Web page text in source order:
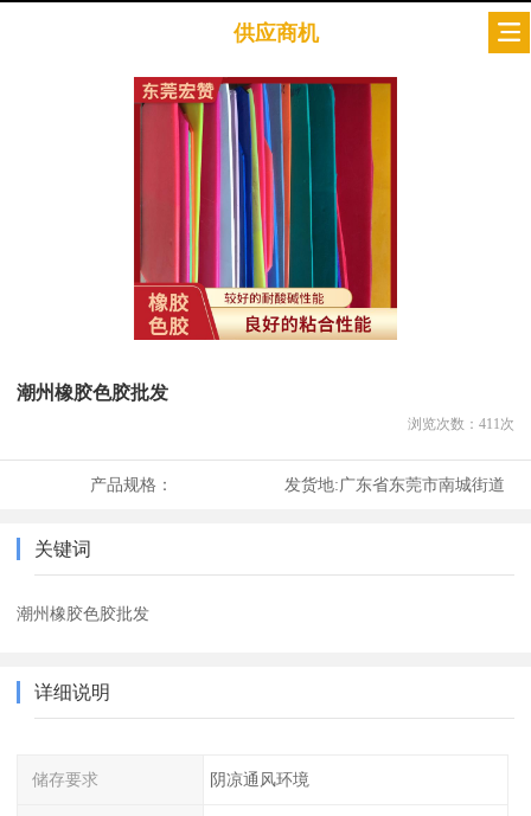
供应商机
潮州橡胶色胶批发
浏览次数： 411 次
产品规格： 发货地:广东省东莞市南城街道
关键词
潮州橡胶色胶批发
详细说明
储存要求 阴凉通风环境